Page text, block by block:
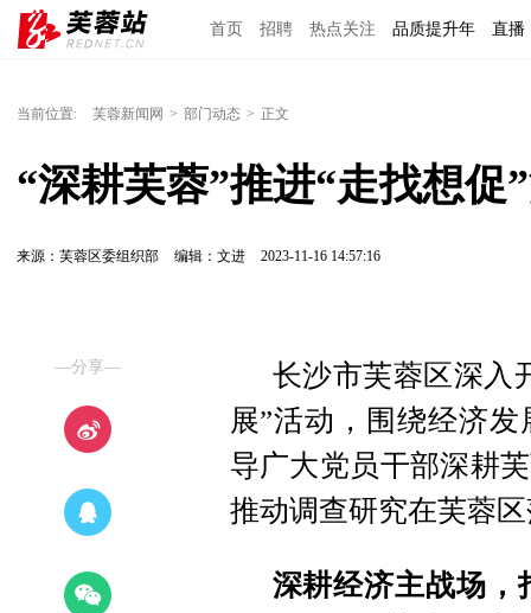
首页 招聘 热点关注 品质提升年 直播
当前位置: 芙蓉新闻网 > 部门动态 > 正文
“深耕芙蓉”推进“走找想促
来源：芙蓉区委组织部 编辑：文进 2023-11-16 14:57:16
—分享—
长沙市芙蓉区深入
展”活动，围绕经济
导广大党员干部深耕
推动调查研究在芙蓉
深耕经济主战场，